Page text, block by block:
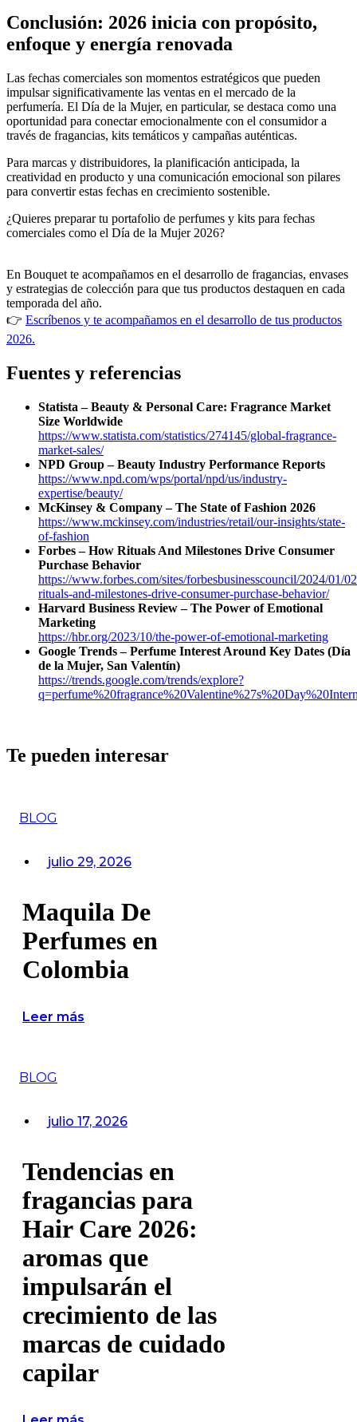
Conclusión: 2026 inicia con propósito,
enfoque y energía renovada
Las fechas comerciales son momentos estratégicos que pueden
impulsar significativamente las ventas en el mercado de la
perfumería. El Día de la Mujer, en particular, se destaca como una
oportunidad para conectar emocionalmente con el consumidor a
través de fragancias, kits temáticos y campañas auténticas.
Para marcas y distribuidores, la planificación anticipada, la
creatividad en producto y una comunicación emocional son pilares
para convertir estas fechas en crecimiento sostenible.
¿Quieres preparar tu portafolio de perfumes y kits para fechas
comerciales como el Día de la Mujer 2026?
En Bouquet te acompañamos en el desarrollo de fragancias, envases
y estrategias de colección para que tus productos destaquen en cada
temporada del año.
👉 Escríbenos y te acompañamos en el desarrollo de tus productos
2026.
Fuentes y referencias
Statista – Beauty & Personal Care: Fragrance Market
Size Worldwide
https://www.statista.com/statistics/274145/global-fragrance-
market-sales/
NPD Group – Beauty Industry Performance Reports
https://www.npd.com/wps/portal/npd/us/industry-
expertise/beauty/
McKinsey & Company – The State of Fashion 2026
https://www.mckinsey.com/industries/retail/our-insights/state-
of-fashion
Forbes – How Rituals And Milestones Drive Consumer
Purchase Behavior
https://www.forbes.com/sites/forbesbusinesscouncil/2024/01/
rituals-and-milestones-drive-consumer-purchase-behavior/
Harvard Business Review – The Power of Emotional
Marketing
https://hbr.org/2023/10/the-power-of-emotional-marketing
Google Trends – Perfume Interest Around Key Dates (Día
de la Mujer, San Valentín)
https://trends.google.com/trends/explore?
Te pueden interesar
BLOG
julio 29, 2026
Maquila De
Perfumes en
Colombia
Leer más
BLOG
julio 17, 2026
Tendencias en
fragancias para
Hair Care 2026:
aromas que
impulsarán el
crecimiento de las
marcas de cuidado
capilar